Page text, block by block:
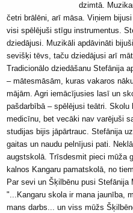
dzimtā.
četri brālēni, arī māsa. Viņiem
visi spēlējuši stīgu instrumentus.
dziedājusi. Muzikāli apdāvināti
sevišķi tēvs, taču dziedājusi arī
Tradicionālo dziedāšanu Stefānija
– mātesmāsām, kuras vakaros
mājām. Agri iemācījusies lasī un
pašdarbībā – spēlējusi teātri.
medicīnu, bet vecāki nav varējuši
studijas bijis jāpārtrauc. Stefānija
gaitas un naudu pelnījusi pati.
augstskolā. Trīsdesmit pieci mūža
kalnos Kangaru pamatskolā, no
Par sevi un Šķilbēnu pusi Stefānija
"...Kangaru skola ir mana jaunība,
mans darbs... un viss mūžs